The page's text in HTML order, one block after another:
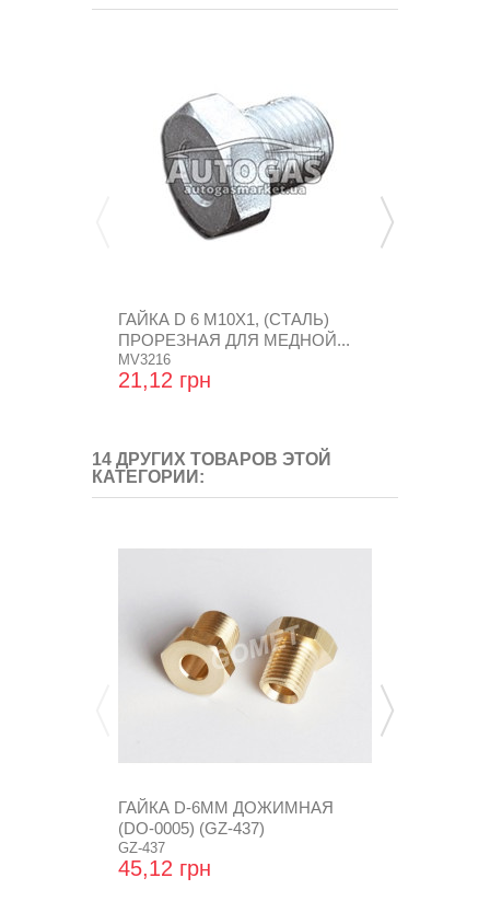
ГАЙКА D 6 M10X1, (СТАЛЬ)
ПРОРЕЗНАЯ ДЛЯ МЕДНОЙ...
MV3216
21,12 грн
14 ДРУГИХ ТОВАРОВ ЭТОЙ
КАТЕГОРИИ:
ГАЙКА D-6MM ДОЖИМНАЯ
(DO-0005) (GZ-437)
GZ-437
45,12 грн